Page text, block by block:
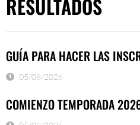
RESULTADOS
GUÍA PARA HACER LAS
05/08/2026
COMIENZO TEMPORADA